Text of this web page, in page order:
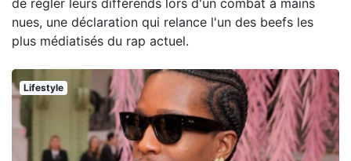
nues, une déclaration qui relance l'un des beefs les
plus médiatisés du rap actuel.
Lifestyle